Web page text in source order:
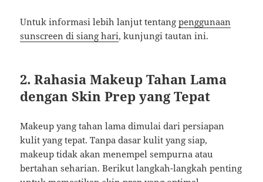
Untuk informasi lebih lanjut tentangpenggunaan
sunscreen di siang hari, kunjungi tautan ini.
2. Rahasia Makeup Tahan Lama
dengan Skin Prep yang Tepat
Makeup yang tahan lama dimulai dari persiapan
kulit yang tepat. Tanpa dasar kulit yang siap,
makeup tidak akan menempel sempurna atau
bertahan seharian. Berikut langkah-langkah penting